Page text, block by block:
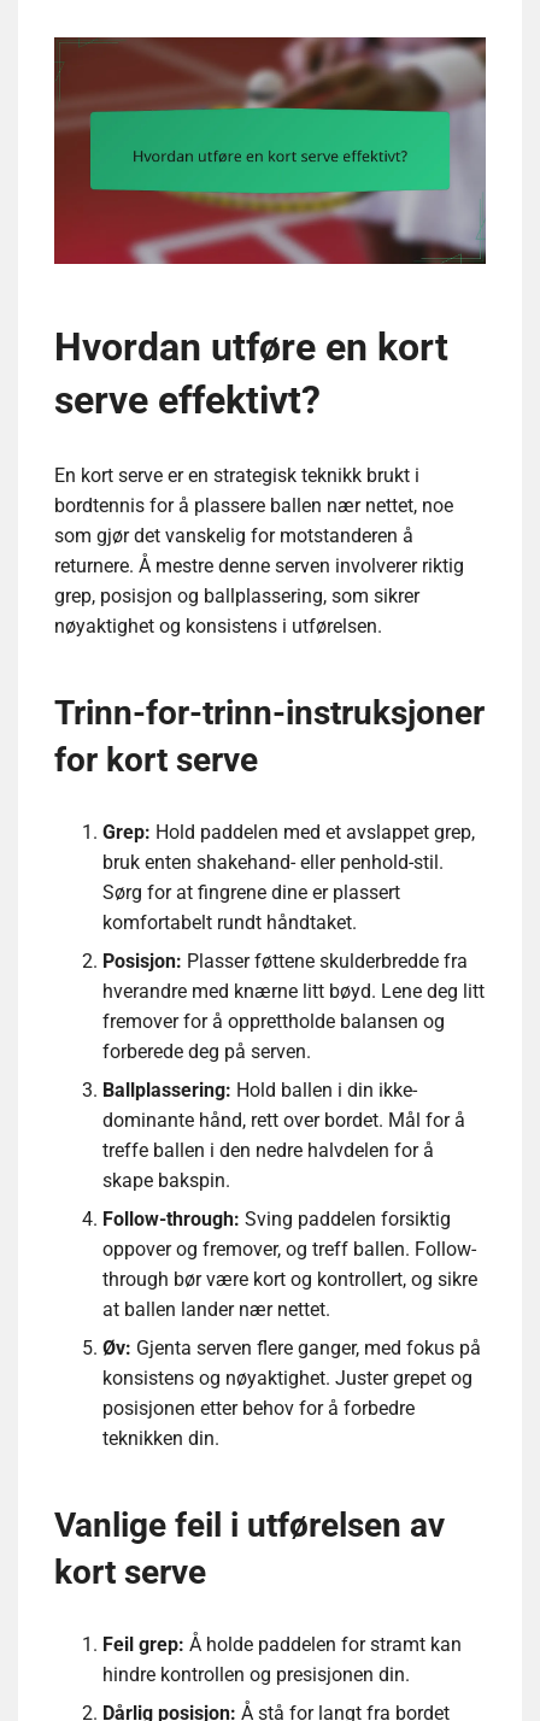
Hvordan utføre en kort
serve effektivt?
En kort serve er en strategisk teknikk brukt i
bordtennis for å plassere ballen nær nettet, noe
som gjør det vanskelig for motstanderen å
returnere. Å mestre denne serven involverer riktig
grep, posisjon og ballplassering, som sikrer
nøyaktighet og konsistens i utførelsen.
Trinn-for-trinn-instruksjoner
for kort serve
Grep: Hold paddelen med et avslappet grep,
bruk enten shakehand- eller penhold-stil.
Sørg for at fingrene dine er plassert
komfortabelt rundt håndtaket.
Posisjon: Plasser føttene skulderbredde fra
hverandre med knærne litt bøyd. Lene deg litt
fremover for å opprettholde balansen og
forberede deg på serven.
Ballplassering: Hold ballen i din ikke-
dominante hånd, rett over bordet. Mål for å
treffe ballen i den nedre halvdelen for å
skape bakspin.
Follow-through: Sving paddelen forsiktig
oppover og fremover, og treff ballen. Follow-
through bør være kort og kontrollert, og sikre
at ballen lander nær nettet.
Øv: Gjenta serven flere ganger, med fokus på
konsistens og nøyaktighet. Juster grepet og
posisjonen etter behov for å forbedre
teknikken din.
Vanlige feil i utførelsen av
kort serve
Feil grep: Å holde paddelen for stramt kan
hindre kontrollen og presisjonen din.
Dårlig posisjon: Å stå for langt fra bordet